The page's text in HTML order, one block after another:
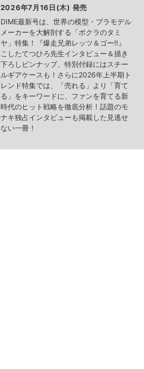
2026年7月16日(木) 発売
DIME最新号は、世界の模型・プラモデル
メーカーを大解剖する「ボクラのタミ
ヤ」特集！『爆走兄弟レッツ＆ゴー!!』
こしたてつひろ先生インタビュー＆描き
下ろしピンナップ、特別付録にはスチー
ルギアケースも！さらに2026年上半期ト
レンド特集では、「売れる」より「育て
る」をキーワードに、ファンを育てる新
時代のヒット戦略を徹底分析！話題のモ
ナキ独占インタビューも掲載した見逃せ
ない一冊！